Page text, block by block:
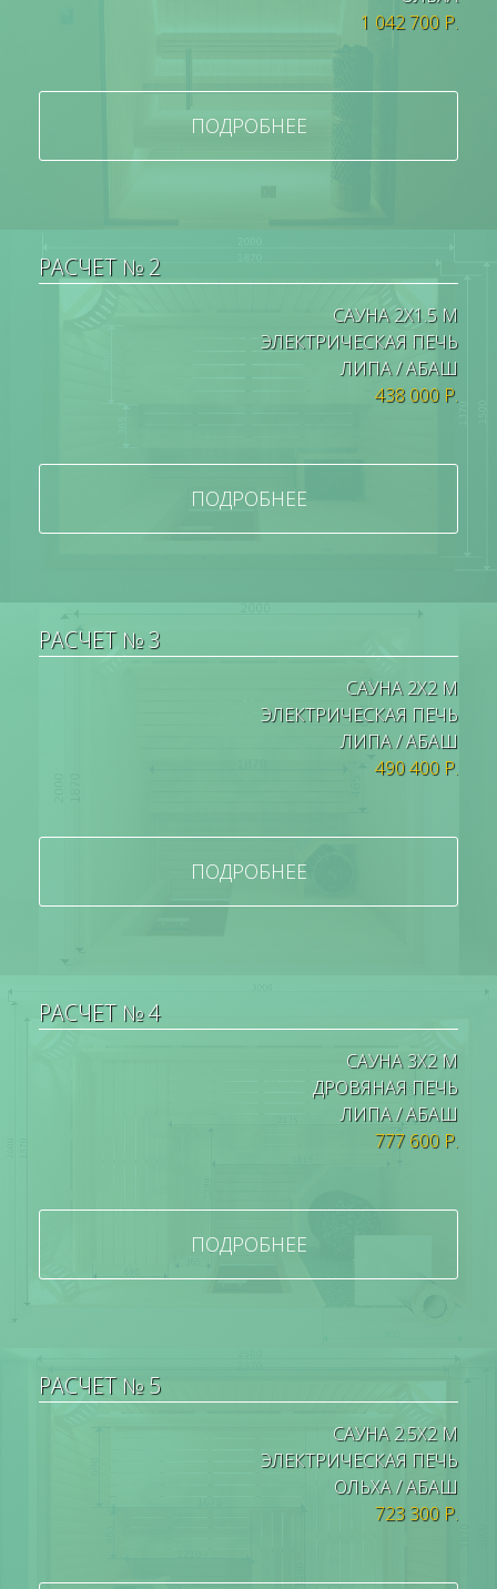
1 042 700 Р.
ПОДРОБНЕЕ
РАСЧЕТ № 2
САУНА 2Х1.5 М
ЭЛЕКТРИЧЕСКАЯ ПЕЧЬ
ЛИПА / АБАШ
438 000 Р.
ПОДРОБНЕЕ
РАСЧЕТ № 3
САУНА 2Х2 М
ЭЛЕКТРИЧЕСКАЯ ПЕЧЬ
ЛИПА / АБАШ
490 400 Р.
ПОДРОБНЕЕ
РАСЧЕТ № 4
САУНА 3Х2 М
ДРОВЯНАЯ ПЕЧЬ
ЛИПА / АБАШ
777 600 Р.
ПОДРОБНЕЕ
РАСЧЕТ № 5
САУНА 2.5Х2 М
ЭЛЕКТРИЧЕСКАЯ ПЕЧЬ
ОЛЬХА / АБАШ
723 300 Р.